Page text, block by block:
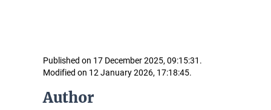
Published on 17 December 2025, 09:15:31.
Modified on 12 January 2026, 17:18:45.
Author